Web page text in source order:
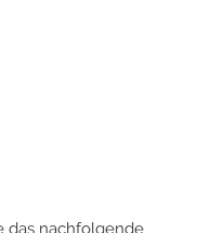
das nachfolgende